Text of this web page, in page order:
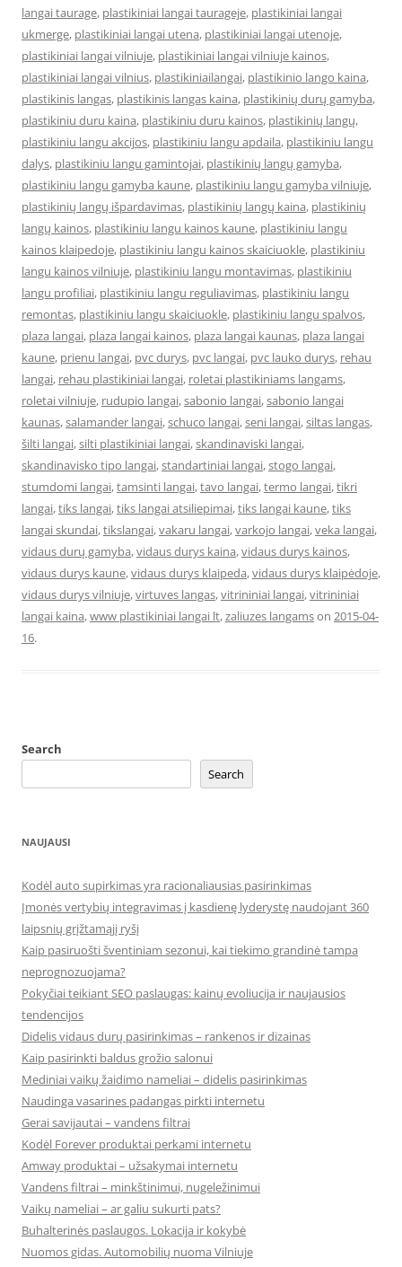
langai taurage, plastikiniai langai taurageje, plastikiniai langai
ukmerge, plastikiniai langai utena, plastikiniai langai utenoje,
plastikiniai langai vilniuje, plastikiniai langai vilniuje kainos,
plastikiniai langai vilnius, plastikiniailangai, plastikinio lango kaina,
plastikinis langas, plastikinis langas kaina, plastikinių durų gamyba,
plastikiniu duru kaina, plastikiniu duru kainos, plastikinių langų,
plastikiniu langu akcijos, plastikiniu langu apdaila, plastikiniu langu
dalys, plastikiniu langu gamintojai, plastikinių langų gamyba,
plastikiniu langu gamyba kaune, plastikiniu langu gamyba vilniuje,
plastikinių langų išpardavimas, plastikinių langų kaina, plastikinių
langų kainos, plastikiniu langu kainos kaune, plastikiniu langu
kainos klaipedoje, plastikiniu langu kainos skaiciuokle, plastikiniu
langu kainos vilniuje, plastikiniu langu montavimas, plastikiniu
langu profiliai, plastikiniu langu reguliavimas, plastikiniu langu
remontas, plastikiniu langu skaiciuokle, plastikiniu langu spalvos,
plaza langai, plaza langai kainos, plaza langai kaunas, plaza langai
kaune, prienu langai, pvc durys, pvc langai, pvc lauko durys, rehau
langai, rehau plastikiniai langai, roletai plastikiniams langams,
roletai vilniuje, rudupio langai,sabonio langai,sabonio langai
kaunas,salamander langai,schuco langai,seni langai,siltas langas,
šilti langai,silti plastikiniai langai,skandinaviski langai,
skandinavisko tipo langai,standartiniai langai,stogo langai,
stumdomi langai,tamsinti langai,tavo langai,termo langai,tikri
langai,tiks langai,tiks langai atsiliepimai,tiks langai kaune,tiks
langai skundai,tikslangai,vakaru langai,varkojo langai,veka langai,
vidaus durų gamyba,vidaus durys kaina,vidaus durys kainos,
vidaus durys kaune,vidaus durys klaipeda,vidaus durys klaipėdoje,
vidaus durys vilniuje,virtuves langas,vitrininiai langai,vitrininiai
langai kaina,www plastikiniai langai lt,zaliuzes langamson 2015-04-
16.
Search
Search
NAUJAUSI
Kodėl auto supirkimas yra racionaliausias pasirinkimas
Įmonės vertybių integravimas į kasdienę lyderystę naudojant 360
laipsnių grįžtamąjį ryšį
Kaip pasiruošti šventiniam sezonui, kai tiekimo grandinė tampa
neprognozuojama?
Pokyčiai teikiant SEO paslaugas: kainų evoliucija ir naujausios
tendencijos
Didelis vidaus durų pasirinkimas – rankenos ir dizainas
Kaip pasirinkti baldus grožio salonui
Mediniai vaikų žaidimo nameliai – didelis pasirinkimas
Naudinga vasarines padangas pirkti internetu
Gerai savijautai – vandens filtrai
Kodėl Forever produktai perkami internetu
Amway produktai – užsakymai internetu
Vandens filtrai – minkštinimui, nugeležinimui
Vaikų nameliai – ar galiu sukurti pats?
Buhalterinės paslaugos. Lokacija ir kokybė
Nuomos gidas. Automobilių nuoma Vilniuje